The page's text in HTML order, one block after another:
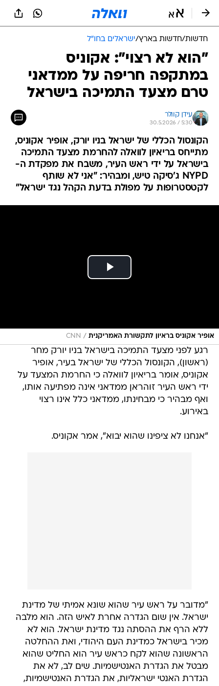
חדשות/חדשות בארץ/ישראלים בחו"ל
"הוא לא רצוי": אקוניס
במתקפה חריפה על ממדאני
טרם מצעד התמיכה בישראל
עידן קוולר
30.5.2026 / 5:30
הקונסול הכללי של ישראל בניו יורק, אופיר אקוניס,
מתייחס בריאיון לוואלה להחרמת מצעד התמיכה
בישראל על ידי ראש העיר, משבח את מפקדת ה-
NYPD ג'סיקה טיש, ומבהיר: "אני לא שותף
לקטסטרופות על מפולת בדעת הקהל נגד ישראל"
אופיר אקוניס בראיון לתקשורת האמריקנית /
CNN
רגע לפני מצעד התמיכה בישראל בניו יורק מחר
(ראשון), הקונסול הכללי של ישראל בעיר, אופיר
אקוניס, אומר בריאיון לוואלה כי החרמת המצעד על
ידי ראש העיר זוהראן ממדאני אינה מפתיעה אותו,
ואף מבהיר כי מבחינתו, ממדאני כלל אינו רצוי
באירוע.
"אנחנו לא ציפינו שהוא יבוא", אמר אקוניס.
"מדובר על ראש עיר שהוא שונא אמיתי של מדינת
ישראל. אין שום הגדרה אחרת לאיש הזה. הוא מלבה
ללא הרף את ההסתה נגד מדינת ישראל. הוא לא
מכיר בישראל כמדינת העם היהודי, ואת ההחלטה
הראשונה שהוא לקח כראש עיר הוא החליט שהוא
מבטל את הגדרת האנטישמיות. שים לב, לא את
הגדרת האנטי ישראליות, את הגדרת האנטישמיות,